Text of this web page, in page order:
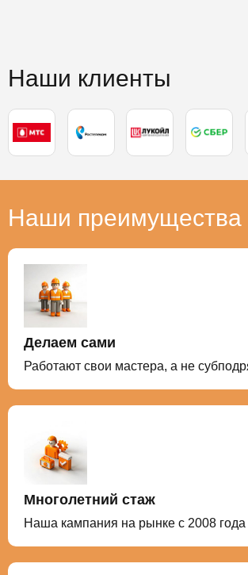
Наши клиенты
Наши преимущества
Делаем сами
Работают свои мастера, а не
Многолетний стаж
Наша кампания на рынке с 2008 года